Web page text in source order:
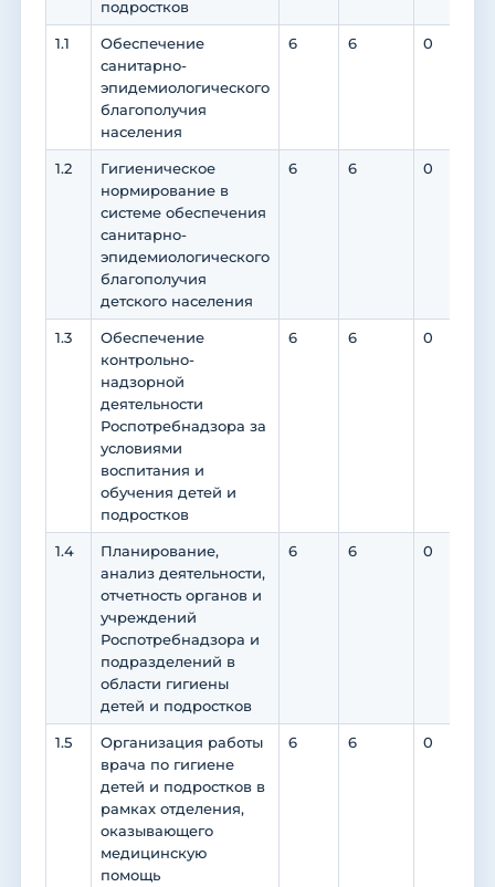
подростков
1.1
Обеспечение
санитарно-
эпидемиологического
благополучия
населения
6 6 0
1.2
Гигиеническое
нормирование в
системе обеспечения
санитарно-
эпидемиологического
благополучия
детского населения
6 6 0
1.3
Обеспечение
контрольно-
надзорной
деятельности
Роспотребнадзора за
условиями
воспитания и
обучения детей и
подростков
6 6 0
1.4
Планирование,
анализ деятельности,
отчетность органов и
учреждений
Роспотребнадзора и
подразделений в
области гигиены
детей и подростков
6 6 0
1.5
Организация работы
врача по гигиене
детей и подростков в
рамках отделения,
оказывающего
медицинскую
помощь
6 6 0